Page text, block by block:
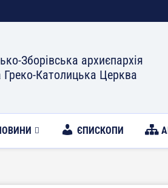
Зборівська архиєпархія
Греко-Католицька Церква
ЄПИСКОПИ